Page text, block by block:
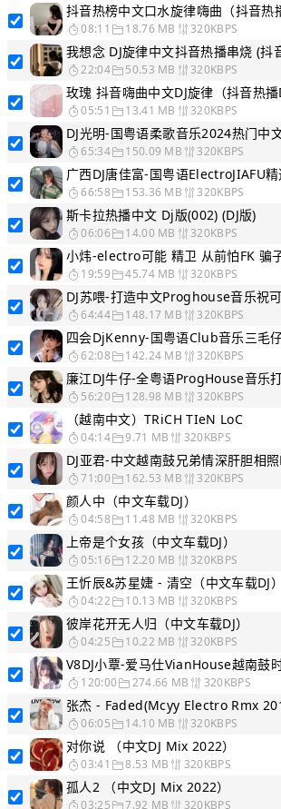
抖音热榜中文口水旋律嗨曲（抖音热
08:11 18.76 MB 320KBPS
我想念 DJ旋律中文抖音热播串烧 (抖
22:04 50.53 MB 320KBPS
玫瑰 抖音嗨曲中文DJ旋律（抖音热播
05:51 13.41 MB 320KBPS
65:34 150.09 MB 320KBPS
66:58 153.36 MB 320KBPS
斯卡拉热播中文 Dj版(002) (DJ版)
06:06 14.00 MB 320KBPS
19:59 45.74 MB 320KBPS
64:44 148.17 MB 320KBPS
62:08 142.24 MB 320KBPS
56:20 128.98 MB 320KBPS
（越南中文）TRiCH TIeN LoC
04:14 9.71 MB 320KBPS
DJ亚君-中文越南鼓兄弟情深肝胆相
71:00 162.53 MB 320KBPS
颜人中（中文车载DJ）
04:58 11.48 MB 320KBPS
上帝是个女孩（中文车载DJ）
05:16 12.20 MB 320KBPS
王忻辰&苏星婕 - 清空（中文车载DJ）
04:22 10.13 MB 320KBPS
彼岸花开无人归（中文车载DJ）
04:25 10.22 MB 320KBPS
V8DJ小覃-爱马仕VianHouse越南鼓
120:00 274.66 MB 320KBPS
张杰 - Faded(Mcyy Electro Rmx
06:05 14.10 MB 320KBPS
对你说 （中文DJ Mix 2022）
03:41 8.53 MB 320KBPS
孤人2 （中文DJ Mix 2022）
03:25 7.92 MB 320KBPS